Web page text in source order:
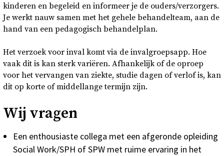
Donkere modus
kinderen en begeleid en informeer je de ouders/verzorgers.
Je werkt nauw samen met het gehele behandelteam, aan de
hand van een pedagogisch behandelplan.
Het verzoek voor inval komt via de invalgroepsapp. Hoe
vaak dit is kan sterk variëren. Afhankelijk of de oproep
voor het vervangen van ziekte, studie dagen of verlof is, kan
dit op korte of middellange termijn zijn.
Wij vragen
Een enthousiaste collega met een afgeronde opleiding
Social Work/SPH of SPW met ruime ervaring in het